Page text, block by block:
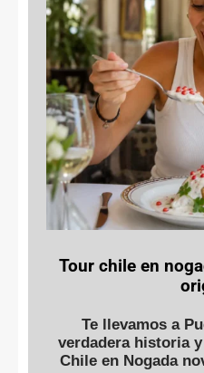
Tour chile en
Te llevamos a
verdadera historia
Chile en Nogada